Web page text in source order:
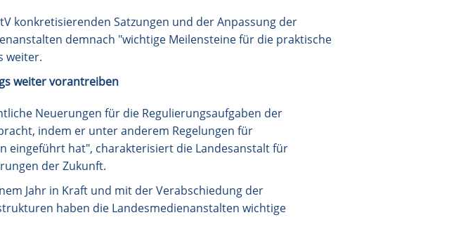
konkretisierenden Satzungen und der Anpassung der
demnach "wichtige Meilensteine für die praktische
weiter.
weiter vorantreiben
Neuerungen für die Regulierungsaufgaben der
indem er unter anderem Regelungen für
eingeführt hat", charakterisiert die Landesanstalt für
der Zukunft.
Jahr in Kraft und mit der Verabschiedung der
haben die Landesmedienanstalten wichtige